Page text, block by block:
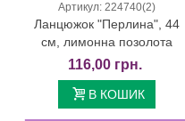
Артикул: 224740(2)
Ланцюжок "Перлина", 44
см, лимонна позолота
116,00 грн.
В КОШИК